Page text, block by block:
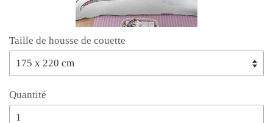
Taille de housse de couette
Quantité